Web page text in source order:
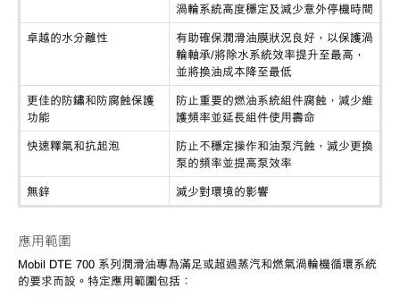
渦輪系統高度穩定及減少意外停機時間
卓越的水分離性
有助確保潤滑油膜狀況良好，以保護渦
輪軸承/將除水系統效率提升至最高，
並將換油成本降至最低
更佳的防鏽和防腐蝕保護
功能
防止重要的燃油系統組件腐蝕，減少維
護頻率並延長組件使用壽命
快速釋氣和抗起泡
防止不穩定操作和油泵汽蝕，減少更換
泵的頻率並提高泵效率
無鋅
減少對環境的影響
應用範圍
Mobil DTE 700 系列潤滑油專為滿足或超過蒸汽和燃氣渦輪機循環系統
的要求而設。特定應用範圍包括：